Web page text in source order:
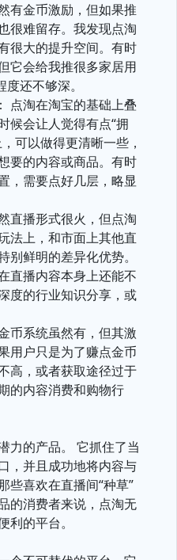
有金币激励，但如果推
很难留存。我发现点淘
很大的提升空间。有时
它会给我推很多家居用
还不够深。
点淘在淘宝的基础上叠
候会让人觉得有点“拥
可以做得更清晰一些，
要的内容或商品。有时
，需要点好几层，略显
直播形式很火，但点淘
法上，和市面上其他直
鲜明的差异化优势。
直播内容本身上还能不
度的行业知识分享，或
币系统虽然有，但其激
用户只是为了赚点金币
高，或者获取途径过于
的内容消费和购物行
力的产品。 它抓住了当
，并且成功地将内容与
些喜欢在直播间“种草”
的消费者来说，点淘无
利的平台。